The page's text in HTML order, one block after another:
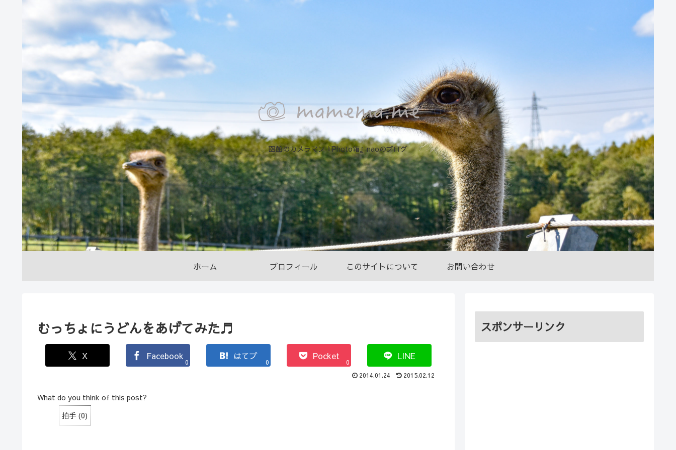
函館のカメラマン『Photo箱』naoのブログ
ホーム プロフィール このサイトについて お問い合わせ
むっちょにうどんをあげてみた♬
X Facebook
0
はてブ
0
Pocket
0
LINE
2014.01.24 2015.02.12
What do you think of this post?
拍手 (0)
スポンサーリンク